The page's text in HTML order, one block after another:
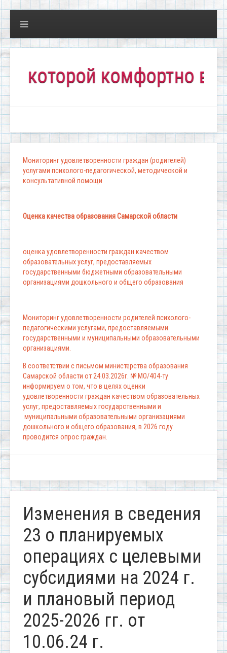
комфортно всем!"
Мониторинг удовлетворенности граждан (родителей)
услугами психолого-педагогической, методической и
консультативной помощи
Оценка качества образования Самарской области
оценка удовлетворенности граждан качеством
образовательных услуг, предоставляемых
государственными бюджетными образовательными
организациями дошкольного и общего образования
Мониторинг удовлетворенности родителей психолого-
педагогическими услугами, предоставляемыми
государственными и муниципальными образовательными
организациями.
В соответствии с письмом министерства образования
Самарской области от 24.03.2026г. № МО/404-ту
информируем о том, что в целях оценки
удовлетворенности граждан качеством образовательных
услуг, предоставляемых государственными и
муниципальными образовательными организациями
дошкольного и общего образования, в 2026 году
проводится опрос граждан.
Изменения в сведения
23 о планируемых
операциях с целевыми
субсидиями на 2024 г.
и плановый период
2025-2026 гг. от
10.06.24 г.